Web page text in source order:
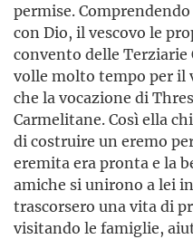
permise.
con Dio, il vescovo le
convento delle
volle molto tempo per il
che la vocazione di
Carmelitane. Così ella
di costruire un eremo
eremita era pronta e la
amiche si unirono a lei
trascorsero una vita di
visitando le famiglie,